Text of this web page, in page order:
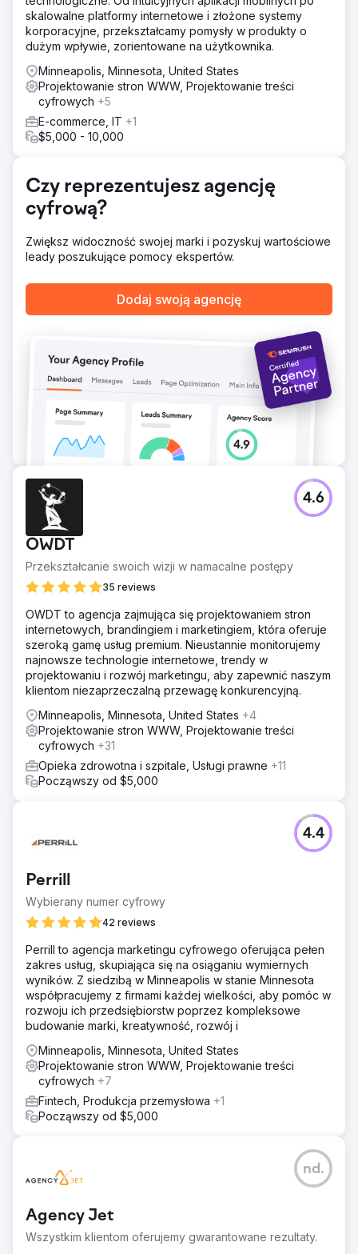
Zastąpiliśmy witrynę „zrób to sam” profesjonalnie
stworzoną witryną, zoptymalizowaną od podstaw pod
kątem wyszukiwania lokalnego i konwersji. Strony usług
zostały ustrukturyzowane wokół lokalnych słów
kluczowych o wysokiej intencji i z wyraźnymi sygnałami
lokalizacji. Profil firmy w Google został dostosowany do
nowej witryny, a każda strona zawierała bezpośrednią
ścieżkę do kontaktu, ułatwiając odwiedzającym kontakt
telefoniczny lub prośbę o wycenę.
klient zaczął otrzymywać regularne połączenia
przychodzące bezpośrednio ze swojej witryny i Google.
Dla firmy, która wcześniej nie odnotowała żadnych
dowodzący, że odpowiednia struktura strony i lokalne
SEO mogą odblokować organiczny przepływ leadów
Przejdź do strony agencji
skalowalne platformy internetowe i złożone systemy
korporacyjne, przekształcamy pomysły w produkty o
dużym wpływie, zorientowane na użytkownika.
Minneapolis, Minnesota, United States
Projektowanie stron WWW, Projektowanie treści
cyfrowych +5
E-commerce, IT +1
$5,000 - 10,000
Czy reprezentujesz agencję
cyfrową?
Zwiększ widoczność swojej marki i pozyskuj wartościowe
leady poszukujące pomocy ekspertów.
Dodaj swoją agencję
OWDT
Przekształcanie swoich wizji w namacalne postępy
35 reviews
4.6
OWDT to agencja zajmująca się projektowaniem stron
internetowych, brandingiem i marketingiem, która oferuje
szeroką gamę usług premium. Nieustannie monitorujemy
najnowsze technologie internetowe, trendy w
projektowaniu i rozwój marketingu, aby zapewnić naszym
klientom niezaprzeczalną przewagę konkurencyjną.
Minneapolis, Minnesota, United States +4
Projektowanie stron WWW, Projektowanie treści
cyfrowych +31
Opieka zdrowotna i szpitale, Usługi prawne +11
Począwszy od $5,000
Perrill
Wybierany numer cyfrowy
42 reviews
4.4
Perrill to agencja marketingu cyfrowego oferująca pełen
zakres usług, skupiająca się na osiąganiu wymiernych
wyników. Z siedzibą w Minneapolis w stanie Minnesota
współpracujemy z firmami każdej wielkości, aby pomóc w
rozwoju ich przedsiębiorstw poprzez kompleksowe
budowanie marki, kreatywność, rozwój i
Minneapolis, Minnesota, United States
Projektowanie stron WWW, Projektowanie treści
cyfrowych +7
Fintech, Produkcja przemysłowa +1
Począwszy od $5,000
Agency Jet
Wszystkim klientom oferujemy gwarantowane rezultaty.
nd.